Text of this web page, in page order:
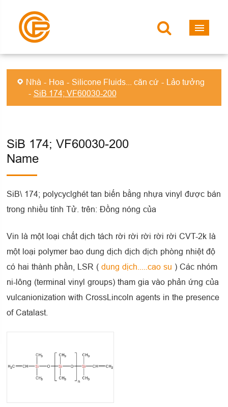
Nhà Hoa Silicone Fluids... căn cứ
Lảo tưởng
SiB 174; VF60030-200
SiB 174; VF60030-200
Name
SiB\ 174; polycyclghét tan biến bằng nhựa vinyl được bán
trong nhiều tính Tử. trên: Đồng nóng của
Vin là một loại chất dịch tách rời rời rời rời rời CVT-2k là
một loại polymer bao dung dịch dịch dịch phòng nhiệt độ
có hai thành phần, LSR ( dung dịch.....cao su ) Các nhóm
ni-lông (terminal vinyl groups) tham gia vào phản ứng của
vulcanionization with CrossLincoln agents in the presence
of Catalast.